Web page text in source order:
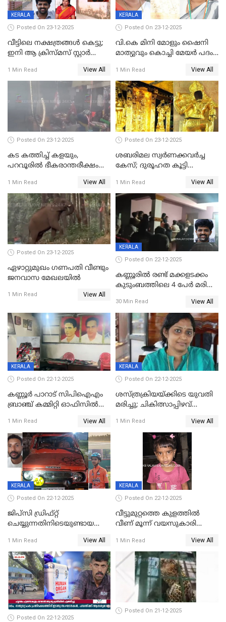
KERALA
Posted On 23-12-2025
വീട്ടിലെ നക്ഷത്രങ്ങൾ കെട്ടു;
ഇനി ആ ക്രിസ്മസ് സ്റ്റാർ
വേണ്ടിയുള്ള
പിടിവലിക്കിടയിൽ
അപ്പൂപ്പനെതിരെ പോക്സോ
കേസ് ഒടുവിൽ 4 ജീവനുകൾ
പൊലിഞ്ഞു
1 Min Read View All
KERALA
Posted On 23-12-2025
വി.കെ മിനി മോളും ഷൈനി
മാത്യുവും കൊച്ചി മേയർ പദം
മേയറാകില്ല
1 Min Read View All
Posted On 23-12-2025
കട കത്തിച്ച് കളയും,
പറവൂരില്‍ ഭീകരാന്തരീക്ഷം
1 Min Read View All
Posted On 23-12-2025
ശബരിമല സ്വര്‍ണക്കവര്‍ച്ച
കേസ്; ദുരൂഹത കൂട്ടി
1 Min Read View All
Posted On 23-12-2025
ഏഴാറ്റുമുഖം ഗണപതി വീണ്ടും
ജനവാസ മേഖലയിൽ
1 Min Read View All
KERALA
Posted On 22-12-2025
കണ്ണൂരിൽ രണ്ട് മക്കളടക്കം
കുടുംബത്തിലെ 4 പേർ മരിച്ച
30 Min Read View All
KERALA
Posted On 22-12-2025
കണ്ണൂർ പാറാട് സിപിഐഎം
ബ്രാഞ്ച് കമ്മിറ്റി ഓഫിസിൽ
ചിത്രങ്ങളടക്കം കത്തിയ
നിലയിൽ
1 Min Read View All
KERALA
Posted On 22-12-2025
ശസ്ത്രക്രിയയ്‌ക്കിടെ യുവതി
മരിച്ചു; ചികിത്സാപ്പിഴവ്
സംഭവം മാവേലിക്കരയിൽ
1 Min Read View All
KERALA
Posted On 22-12-2025
ജിപ്സി ഡ്രിഫ്റ്റ്
ചെയ്യുന്നതിനിടെയുണ്ടായ
ദാരുണാന്ത്യം; ജീപ്സി
ഓടിച്ചയാൾ അറസ്റ്റിൽ.
1 Min Read View All
KERALA
Posted On 22-12-2025
വീട്ടുമുറ്റത്തെ കുളത്തിൽ
വീണ് മൂന്ന് വയസുകാരി
1 Min Read View All
Posted On 22-12-2025
Posted On 21-12-2025